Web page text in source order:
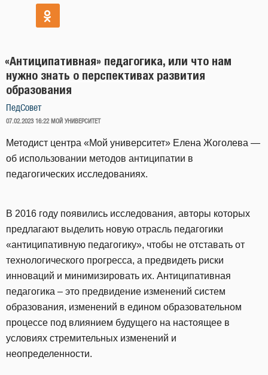
«Антиципативная» педагогика, или что нам
нужно знать о перспективах развития
образования
ПедСовет
ОПУБЛИКОВАНО
07.02.2023 16:22 МОЙ УНИВЕРСИТЕТ
Методист центра «Мой университет» Елена Жоголева —
об использовании методов антиципатии в
педагогических исследованиях.
В 2016 году появились исследования, авторы которых
предлагают выделить новую отрасль педагогики
«антиципативную педагогику», чтобы не отставать от
технологического прогресса, а предвидеть риски
инноваций и минимизировать их. Антиципативная
педагогика – это предвидение изменений систем
образования, изменений в едином образовательном
процессе под влиянием будущего на настоящее в
условиях стремительных изменений и
неопределенности.